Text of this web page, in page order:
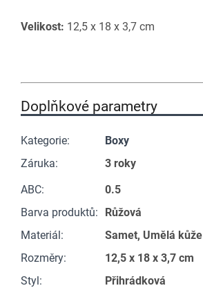
Velikost: 12,5 x 18 x 3,7 cm
Doplňkové parametry
Kategorie:
Boxy
Záruka:
3 roky
ABC:
0.5
Barva produktů:
Růžová
Materiál:
Samet, Umělá kůže
Rozměry:
12,5 x 18 x 3,7 cm
Styl:
Přihrádková